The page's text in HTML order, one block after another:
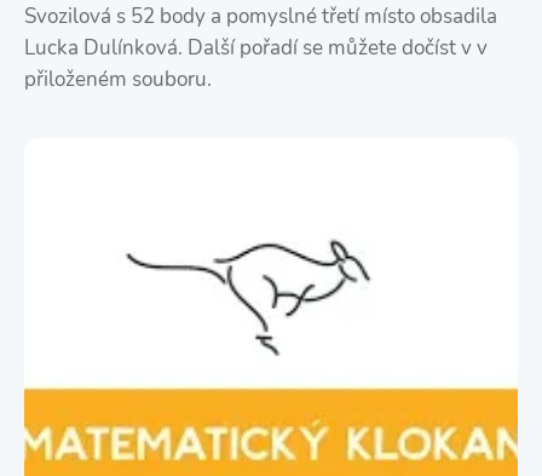
Svozilová s 52 body a pomyslné třetí místo obsadila
Lucka Dulínková. Další pořadí se můžete dočíst v v
přiloženém souboru.